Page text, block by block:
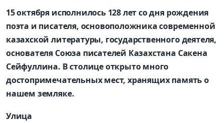
15 октября исполнилось 128 лет со дня рождения
поэта и писателя, основоположника современной
казахской литературы, государственного деятеля,
основателя Союза писателей Казахстана Сакена
Сейфуллина. В столице открыто много
достопримечательных мест, хранящих памятьо
нашем земляке.
Улица